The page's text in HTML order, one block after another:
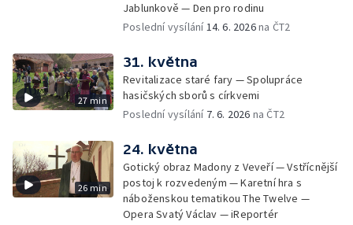
Jablunkově — Den pro rodinu
Poslední vysílání14. 6. 2026na ČT2
27 min
31. května
Revitalizace staré fary — Spolupráce
hasičských sborů s církvemi
Poslední vysílání 7. 6. 2026 na ČT2
26 min
24. května
Gotický obraz Madony z Veveří — Vstřícnější
postoj k rozvedeným — Karetní hra s
náboženskou tematikou The Twelve —
Opera Svatý Václav — iReportér